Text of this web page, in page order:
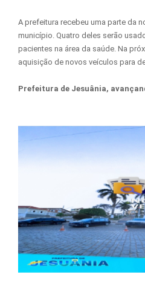
A prefeitura recebeu uma parte da
município. Quatro deles serão
pacientes na área da saúde. Na
aquisição de novos veículos para
Prefeitura de Jesuânia,